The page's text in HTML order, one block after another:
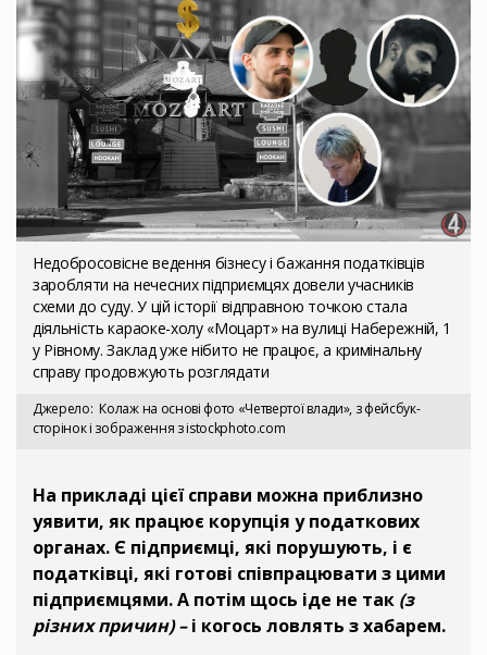
Недобросовісне ведення бізнесу і бажання податківців
заробляти на нечесних підприємцях довели учасників
схеми до суду. У цій історії відправною точкою стала
діяльність караоке-холу «Моцарт» на вулиці Набережній, 1
у Рівному. Заклад уже нібито не працює, а кримінальну
справу продовжують розглядати
Джерело Колаж на основі фото «Четвертої влади», з фейсбук-
сторінок і зображення з istockphoto.com
На прикладі цієї справи можна приблизно
уявити, як працює корупція у податкових
органах. Є підприємці, які порушують, і є
податківці, які готові співпрацювати з цими
підприємцями. А потім щось іде не так (з
різних причин) –і когось ловлять з хабарем.